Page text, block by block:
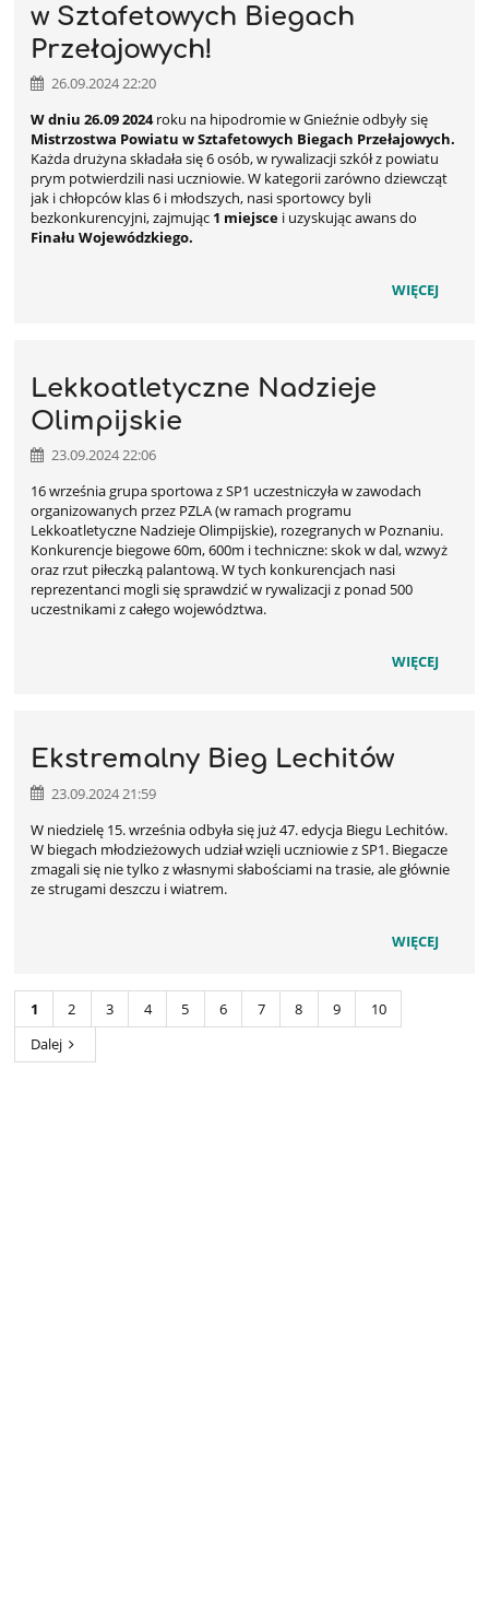
w Sztafetowych Biegach
Przełajowych!
26.09.2024 22:20
W dniu 26.09 2024roku na hipodromie w Gnieźnie odbyły się
Mistrzostwa Powiatu w Sztafetowych Biegach Przełajowych.
Każda drużyna składała się 6 osób, w rywalizacji szkół z powiatu
prym potwierdzili nasi uczniowie. W kategorii zarówno dziewcząt
jak i chłopców klas 6 i młodszych, nasi sportowcy byli
bezkonkurencyjni, zajmując 1 miejsce i uzyskując awans do
Finału Wojewódzkiego.
WIĘCEJ
Lekkoatletyczne Nadzieje
Olimpijskie
23.09.2024 22:06
16 września grupa sportowa z SP1 uczestniczyła w zawodach
organizowanych przez PZLA (w ramach programu
Lekkoatletyczne Nadzieje Olimpijskie), rozegranych w Poznaniu.
Konkurencje biegowe 60m, 600m i techniczne: skok w dal, wzwyż
oraz rzut piłeczką palantową. W tych konkurencjach nasi
reprezentanci mogli się sprawdzić w rywalizacji z ponad 500
uczestnikami z całego województwa.
WIĘCEJ
Ekstremalny Bieg Lechitów
23.09.2024 21:59
W niedzielę 15. września odbyła się już 47. edycja Biegu Lechitów.
W biegach młodzieżowych udział wzięli uczniowie z SP1. Biegacze
zmagali się nie tylko z własnymi słabościami na trasie, ale głównie
ze strugami deszczu i wiatrem.
WIĘCEJ
1 2 3 4 5 6 7 8 9
10
Dalej